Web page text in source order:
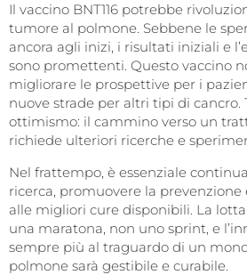
Il vaccino BNT116 potrebbe
tumore al polmone. Sebbene le
ancora agli inizi, i risultati iniziali e
sono promettenti. Questo vaccino
migliorare le prospettive per i
nuove strade per altri tipi di cancro.
ottimismo: il cammino verso un
richiede ulteriori ricerche e
Nel frattempo, è essenziale
ricerca, promuovere la prevenzione
alle migliori cure disponibili. La
una maratona, non uno sprint, e
sempre più al traguardo di un
polmone sarà gestibile e curabile.